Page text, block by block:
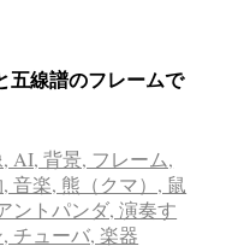
五線譜のフレームで